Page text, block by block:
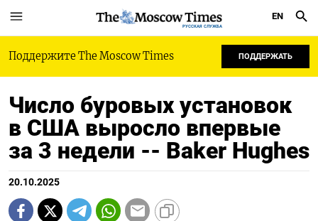
РУССКАЯ СЛУЖБА
EN
Поддержите The Moscow Times ПОДДЕРЖАТЬ
Число буровых установок
в США выросло впервые
за 3 недели -- Baker Hughes
20.10.2025